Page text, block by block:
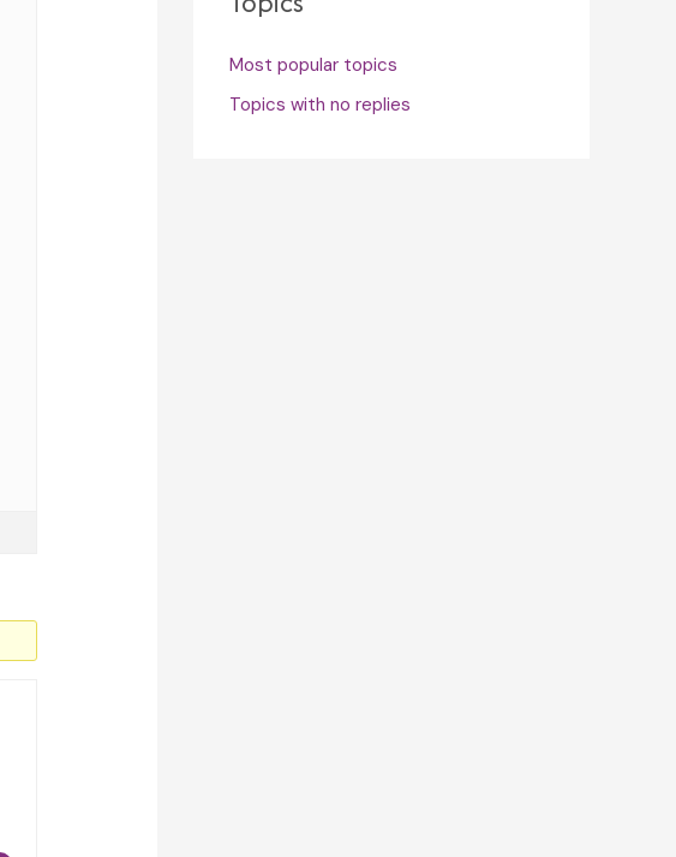
Most popular topics
Topics with no replies